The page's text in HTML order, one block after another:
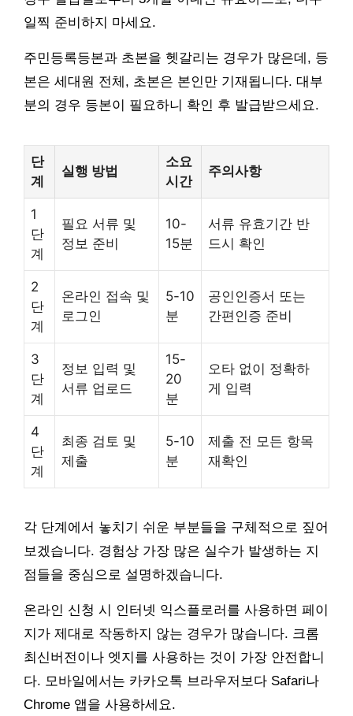
일찍 준비하지 마세요.
주민등록등본과 초본을 헷갈리는 경우가 많은데, 등
본은 세대원 전체, 초본은 본인만 기재됩니다. 대부
분의 경우 등본이 필요하니 확인 후 발급받으세요.
단
계
실행 방법
소요
시간
주의사항
1
단
계
필요 서류 및
정보 준비
10-
15분
서류 유효기간 반
드시 확인
2
단
계
온라인 접속 및
로그인
5-10
분
공인인증서 또는
간편인증 준비
3
단
계
정보 입력 및
서류 업로드
15-
20
분
오타 없이 정확하
게 입력
4
단
계
최종 검토 및
제출
5-10
분
제출 전 모든 항목
재확인
각 단계에서 놓치기 쉬운 부분들을 구체적으로 짚어
보겠습니다. 경험상 가장 많은 실수가 발생하는 지
점들을 중심으로 설명하겠습니다.
온라인 신청 시 인터넷 익스플로러를 사용하면 페이
지가 제대로 작동하지 않는 경우가 많습니다. 크롬
최신버전이나 엣지를 사용하는 것이 가장 안전합니
다. 모바일에서는 카카오톡 브라우저보다 Safari나
Chrome 앱을 사용하세요.